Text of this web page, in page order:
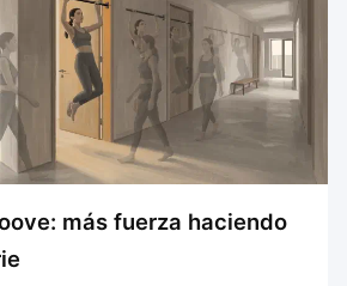
más fuerza haciendo